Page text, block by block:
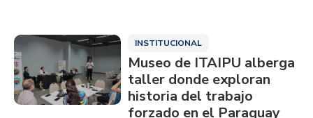
INSTITUCIONAL
Museo de ITAIPU alberga
taller donde exploran
historia del trabajo
forzado en el Paraguay